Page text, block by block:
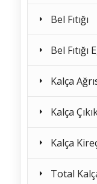
Bel Fıtığı
Bel
Kalça
Kalça
Kalça
Total